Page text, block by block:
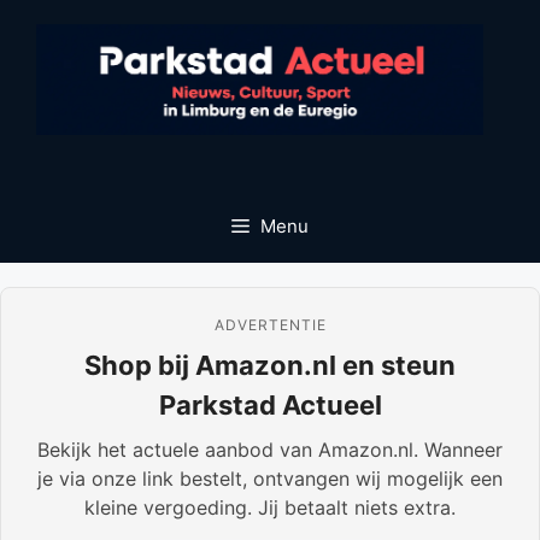
Menu
ADVERTENTIE
Shop bij Amazon.nl en steun
Parkstad Actueel
Bekijk het actuele aanbod van Amazon.nl. Wanneer
je via onze link bestelt, ontvangen wij mogelijk een
kleine vergoeding. Jij betaalt niets extra.